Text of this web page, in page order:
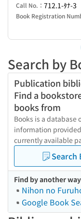
Call No.： 712.1-ﾀﾅ-3
Book Registration
Search by
Publication
Find a
books from
Books is a
information
currently available
Search
Find by another way
Nihon no
Google Book